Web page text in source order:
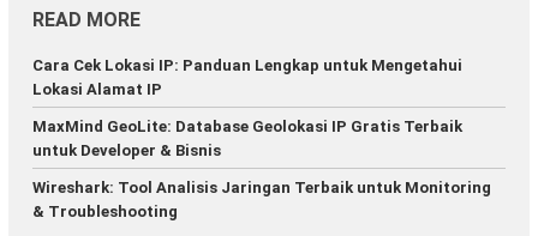
READ MORE
Cara Cek Lokasi IP: Panduan Lengkap untuk Mengetahui
Lokasi Alamat IP
MaxMind GeoLite: Database Geolokasi IP Gratis Terbaik
untuk Developer & Bisnis
Wireshark: Tool Analisis Jaringan Terbaik untuk Monitoring
& Troubleshooting